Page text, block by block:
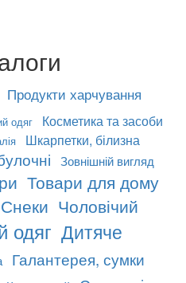
Продукти харчування
одяг
Косметика та засоби
Шкарпетки, білизна
Зовнішній вигляд
Товари для дому
Снеки Чоловічий
одяг Дитяче
Галантерея, сумки